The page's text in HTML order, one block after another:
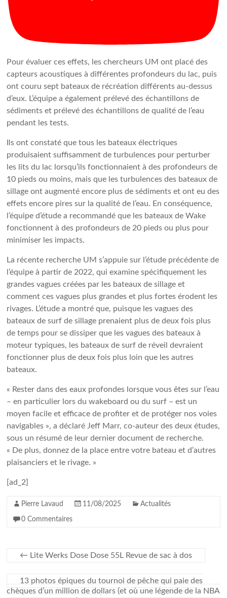
Pour évaluer ces effets, les chercheurs UM ont placé des
capteurs acoustiques à différentes profondeurs du lac, puis
ont couru sept bateaux de récréation différents au-dessus
d’eux. L’équipe a également prélevé des échantillons de
sédiments et prélevé des échantillons de qualité de l’eau
pendant les tests.
Ils ont constaté que tous les bateaux électriques
produisaient suffisamment de turbulences pour perturber
les lits du lac lorsqu’ils fonctionnaient à des profondeurs de
10 pieds ou moins, mais que les turbulences des bateaux de
sillage ont augmenté encore plus de sédiments et ont eu des
effets encore pires sur la qualité de l’eau. En conséquence,
l’équipe d’étude a recommandé que les bateaux de Wake
fonctionnent à des profondeurs de 20 pieds ou plus pour
minimiser les impacts.
La récente recherche UM s’appuie sur l’étude précédente de
l’équipe à partir de 2022, qui examine spécifiquement les
grandes vagues créées par les bateaux de sillage et
comment ces vagues plus grandes et plus fortes érodent les
rivages. L’étude a montré que, puisque les vagues des
bateaux de surf de sillage prenaient plus de deux fois plus
de temps pour se dissiper que les vagues des bateaux à
moteur typiques, les bateaux de surf de réveil devraient
fonctionner plus de deux fois plus loin que les autres
bateaux.
« Rester dans des eaux profondes lorsque vous êtes sur l’eau
– en particulier lors du wakeboard ou du surf – est un
moyen facile et efficace de profiter et de protéger nos voies
navigables », a déclaré Jeff Marr, co-auteur des deux études,
sous un résumé de leur dernier document de recherche.
« De plus, donnez de la place entre votre bateau et d’autres
plaisanciers et le rivage. »
[ad_2]
Pierre Lavaud 11/08/2025 Actualités
0 Commentaires
← Lite Werks Dose Dose 55L Revue de sac à dos
13 photos épiques du tournoi de pêche qui paie des
chèques d’un million de dollars (et où une légende de la NBA